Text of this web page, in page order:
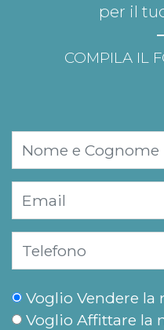
per il
COMPILA IL
Voglio Vendere la
Voglio Affittare la